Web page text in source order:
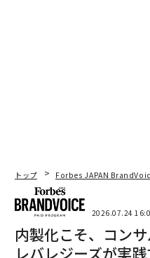
トップ Forbes JAPAN
2026.07.24
内製化こそ、コン
レバレジーズが実